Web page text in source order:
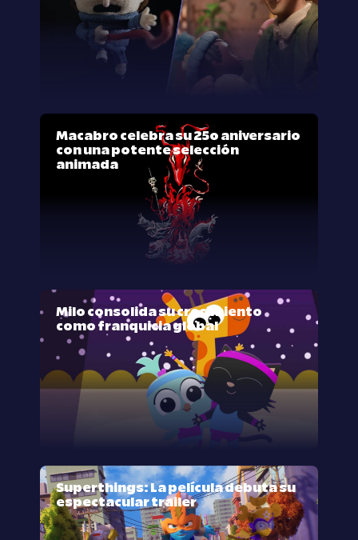
Macabro celebra su 25º aniversario
con una potente selección
animada
Milo consolida su crecimiento
como franquicia global
Superthings: La película debuta su
espectacular trailer